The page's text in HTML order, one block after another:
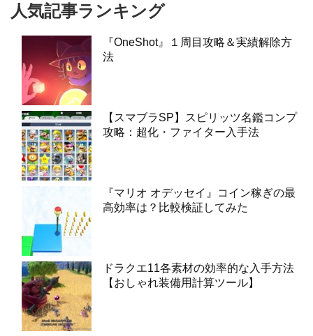
人気記事ランキング
『OneShot』１周目攻略＆実績解除方
法
【スマブラSP】スピリッツ名鑑コンプ
攻略：超化・ファイター入手法
『マリオ オデッセイ』コイン稼ぎの最
高効率は？比較検証してみた
ドラクエ11各素材の効率的な入手方法
【おしゃれ装備用計算ツール】